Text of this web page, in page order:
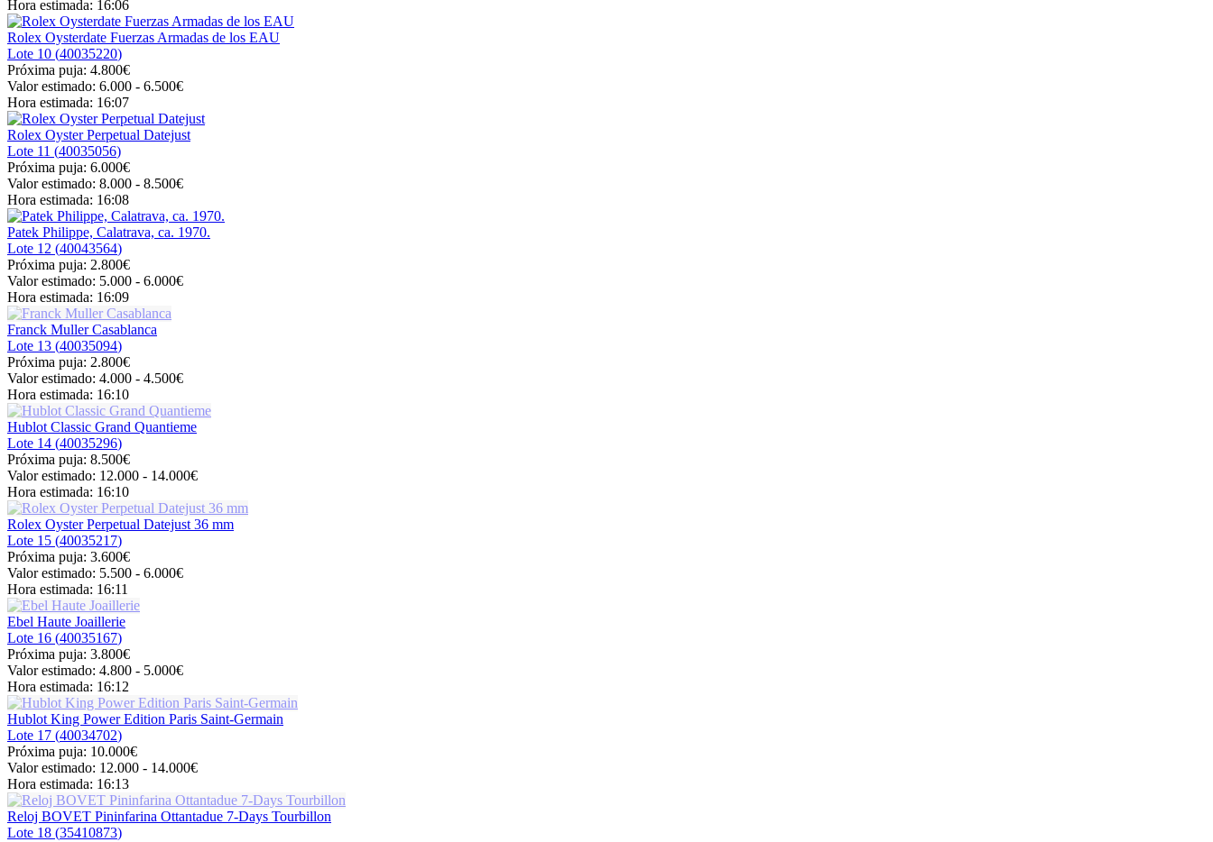
Hora estimada: 16:06
Rolex Oysterdate Fuerzas Armadas de los EAU
Lote 10 (40035220)
Próxima puja: 4.800€
Valor estimado: 6.000 - 6.500€
Hora estimada: 16:07
Rolex Oyster Perpetual Datejust
Lote 11 (40035056)
Próxima puja: 6.000€
Valor estimado: 8.000 - 8.500€
Hora estimada: 16:08
Patek Philippe, Calatrava, ca. 1970.
Lote 12 (40043564)
Próxima puja: 2.800€
Valor estimado: 5.000 - 6.000€
Hora estimada: 16:09
Franck Muller Casablanca
Lote 13 (40035094)
Próxima puja: 2.800€
Valor estimado: 4.000 - 4.500€
Hora estimada: 16:10
Hublot Classic Grand Quantieme
Lote 14 (40035296)
Próxima puja: 8.500€
Valor estimado: 12.000 - 14.000€
Hora estimada: 16:10
Rolex Oyster Perpetual Datejust 36 mm
Lote 15 (40035217)
Próxima puja: 3.600€
Valor estimado: 5.500 - 6.000€
Hora estimada: 16:11
Ebel Haute Joaillerie
Lote 16 (40035167)
Próxima puja: 3.800€
Valor estimado: 4.800 - 5.000€
Hora estimada: 16:12
Hublot King Power Edition Paris Saint-Germain
Lote 17 (40034702)
Próxima puja: 10.000€
Valor estimado: 12.000 - 14.000€
Hora estimada: 16:13
Reloj BOVET Pininfarina Ottantadue 7-Days Tourbillon
Lote 18 (35410873)